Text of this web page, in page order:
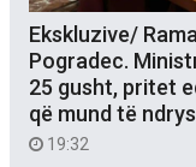
Ekskluzive/
Pogradec.
25 gusht, pritet
që mund të
19:32